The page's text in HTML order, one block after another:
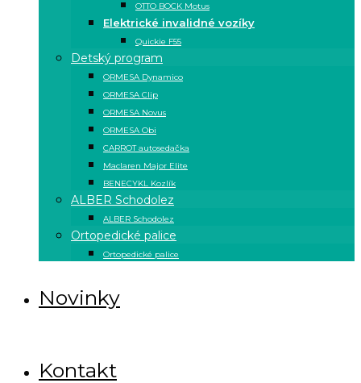
OTTO BOCK Motus
Elektrické invalidné vozíky
Quickie F55
Detský program
ORMESA Dynamico
ORMESA Clip
ORMESA Novus
ORMESA Obi
CARROT autosedačka
Maclaren Major Elite
BENECYKL Kozlík
ALBER Schodolez
ALBER Schodolez
Ortopedické palice
Ortopedické palice
Novinky
Kontakt